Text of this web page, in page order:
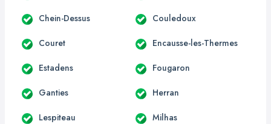
Chein-Dessus Couledoux
Couret Encausse-les-Thermes
Estadens Fougaron
Ganties Herran
Lespiteau Milhas